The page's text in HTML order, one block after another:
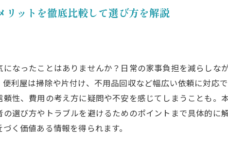
リットを徹底比較して選び方を解説
なったことはありませんか？日常の家事負担を減らしな
利屋は掃除や片付け、不用品回収など幅広い依頼に対応
性、費用の考え方に疑問や不安を感じてしまうことも。
選び方やトラブルを避けるためのポイントまで具体的に
く価値ある情報を得られます。